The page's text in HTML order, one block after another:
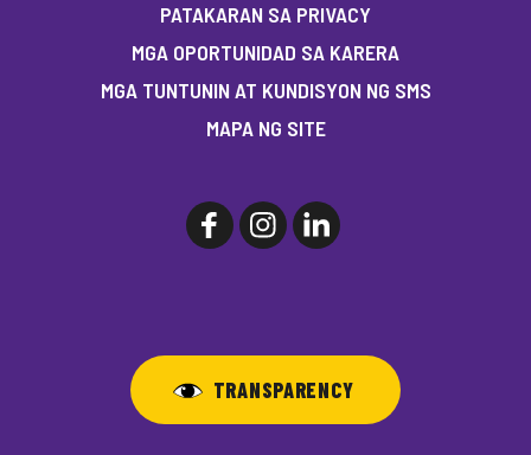
PATAKARAN SA PRIVACY
MGA OPORTUNIDAD SA KARERA
MGA TUNTUNIN AT KUNDISYON NG SMS
MAPA NG SITE
TRANSPARENCY